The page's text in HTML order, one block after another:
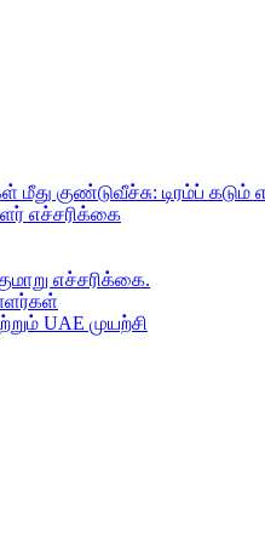
குண்டுவீச்சு: டிரம்ப் கடும்
எச்சரிக்கை
எச்சரிக்கை.
UAE முயற்சி